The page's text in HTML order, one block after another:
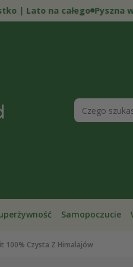
Lato na całego Pyszna
Samopoczucie
100% Czysta Z Himalajów